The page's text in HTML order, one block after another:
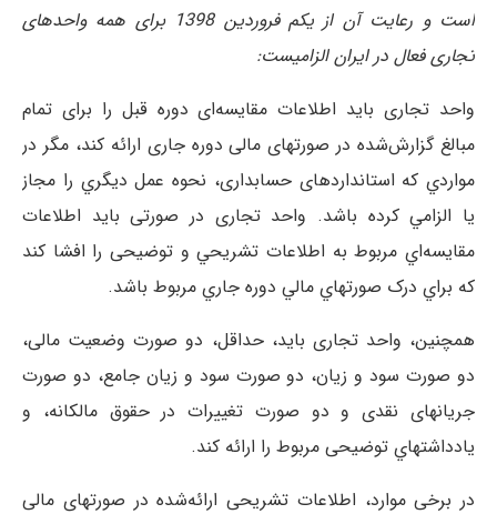
است و رعایت آن از یکم فروردین 1398 برای همه واحدهای
تجاری فعال در ایران الزامیست:
واحد تجاری باید اطلاعات مقایسه‌ای دوره قبل را برای تمام
مبالغ گزارش‌شده در صورتهای مالی دوره جاری ارائه کند، مگر در
مواردي که استانداردهای حسابداری، نحوه عمل ديگري را مجاز
يا الزامي کرده باشد. واحد تجاری در صورتی باید اطلاعات
مقايسه‌اي مربوط به اطلاعات تشريحي و توضیحی را افشا کند
که براي درک صورتهاي مالي دوره جاري مربوط باشد.
همچنین، واحد تجاری باید، حداقل، دو صورت وضعیت مالی،
دو صورت سود و زیان، دو صورت سود و زیان جامع، دو صورت
جریانهای نقدی و دو صورت تغییرات در حقوق مالکانه، و
یادداشتهاي توضیحی مربوط را ارائه کند.
در برخی موارد، اطلاعات تشریحی ارائه‌شده در صورتهای مالی